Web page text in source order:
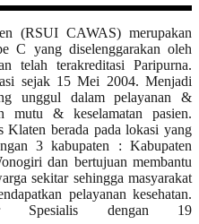
(RSUI CAWAS) merupakan
C yang diselenggarakan oleh
telah terakreditasi Paripurna.
sejak 15 Mei 2004. Menjadi
unggul dalam pelayanan &
mutu & keselamatan pasien.
berada pada lokasi yang
3 kabupaten : Kabupaten
dan bertujuan membantu
sekitar sehingga masyarakat
pelayanan kesehatan.
dengan 19